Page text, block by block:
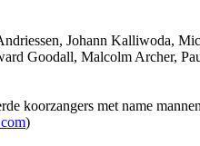
Johann Kalliwoda,
Goodall, Malcolm Archer,
koorzangers met name
)